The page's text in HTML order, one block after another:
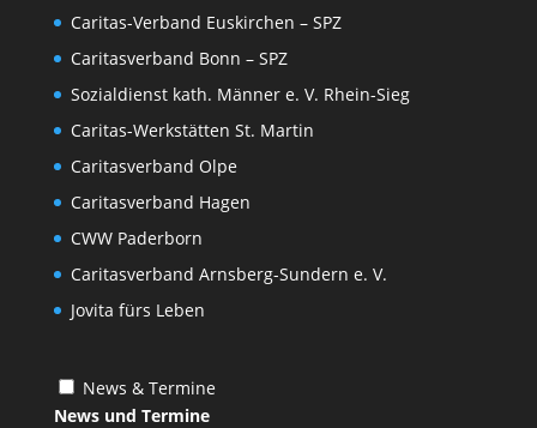
Caritas-Verband Euskirchen – SPZ
Caritasverband Bonn – SPZ
Sozialdienst kath. Männer e. V. Rhein-Sieg
Caritas-Werkstätten St. Martin
Caritasverband Olpe
Caritasverband Hagen
CWW Paderborn
Caritasverband Arnsberg-Sundern e. V.
Jovita fürs Leben
News & Termine
News und Termine